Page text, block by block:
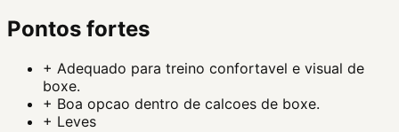
Pontos fortes
+ Adequado para treino confortavel e visual de
boxe.
+ Boa opcao dentro de calcoes de boxe.
+ Leves